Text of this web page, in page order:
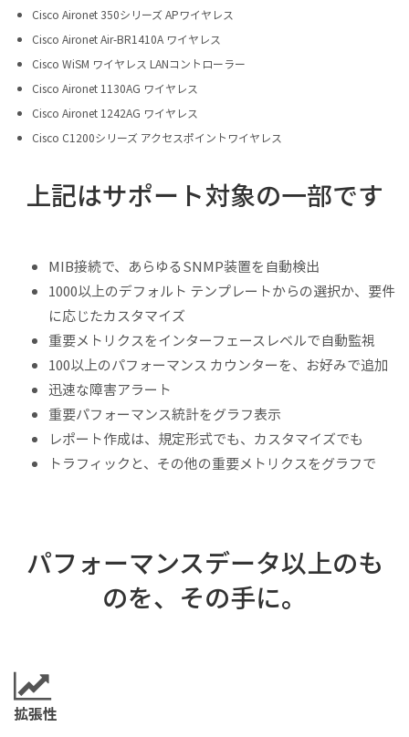
Cisco Aironet 350シリーズ APワイヤレス
Cisco Aironet Air-BR1410A ワイヤレス
Cisco WiSM ワイヤレス LANコントローラー
Cisco Aironet 1130AG ワイヤレス
Cisco Aironet 1242AG ワイヤレス
Cisco C1200シリーズ アクセスポイントワイヤレス
上記はサポート対象の一部です
MIB接続で、あらゆるSNMP装置を自動検出
1000以上のデフォルト テンプレートからの選択か、要件
に応じたカスタマイズ
重要メトリクスをインターフェースレベルで自動監視
100以上のパフォーマンス カウンターを、お好みで追加
迅速な障害アラート
重要パフォーマンス統計をグラフ表示
レポート作成は、規定形式でも、カスタマイズでも
トラフィックと、その他の重要メトリクスをグラフで
パフォーマンスデータ以上のも
のを、その手に。
拡張性